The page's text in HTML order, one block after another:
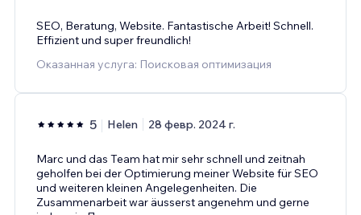
SEO, Beratung, Website. Fantastische Arbeit! Schnell.
Effizient und super freundlich!
Оказанная услуга: Поисковая оптимизация
5 Helen 28 февр. 2024 г.
Marc und das Team hat mir sehr schnell und zeitnah
geholfen bei der Optimierung meiner Website für SEO
und weiteren kleinen Angelegenheiten. Die
Zusammenarbeit war äusserst angenehm und gerne